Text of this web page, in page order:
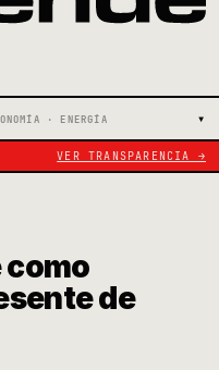
· ENERGÍA
VER TRANSPARENCIA →
como
de